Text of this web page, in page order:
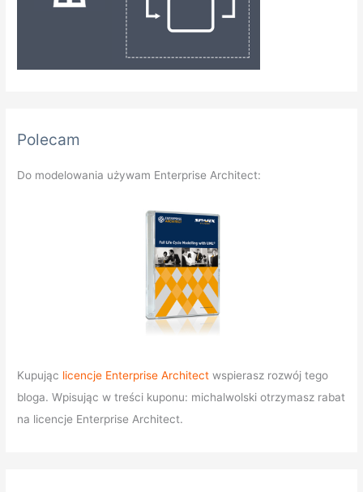
Polecam
Do modelowania używam Enterprise Architect:
Kupując licencje Enterprise Architect wspierasz rozwój tego
bloga. Wpisując w treści kuponu: michalwolski otrzymasz rabat
na licencje Enterprise Architect.